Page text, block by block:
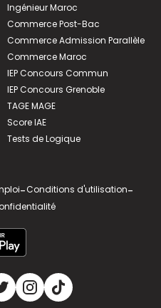
Ingénieur Maroc
Commerce Post-Bac
Commerce Admission Parallèle
Commerce Maroc
IEP Concours Commun
IEP Concours Grenoble
TAGE MAGE
Score IAE
Tests de Logique
-Conditions d'utilisation-